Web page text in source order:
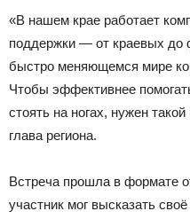
«В нашем крае работает
поддержки — от краевых
быстро меняющемся мире
Чтобы эффективнее
стоять на ногах, нужен
глава региона.
Встреча прошла в формате
участник мог высказать